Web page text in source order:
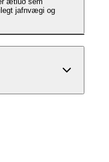
jafnvægi og